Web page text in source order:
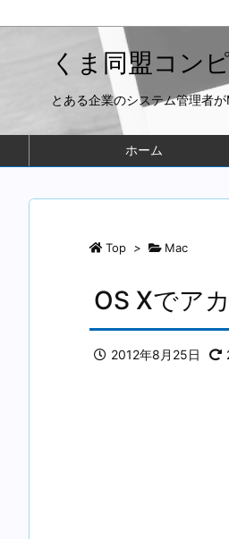
くま同盟コン
とある企業のシステム管理者
ホーム
Top > Mac
OS Xでア
2012年8月25日